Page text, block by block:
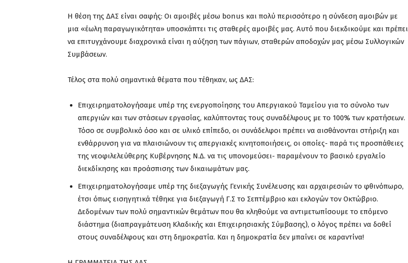
Η θέση της ΔΑΣ είναι σαφής: Οι αμοιβές μέσω bonus και πολύ περισσότερο η σύνδεση αμοιβών με
μια «έωλη παραγωγικότητα» υποσκάπτει τις σταθερές αμοιβές μας. Αυτό που διεκδικούμε και πρέπει
να επιτυγχάνουμε διαχρονικά είναι η αύξηση των πάγιων, σταθερών αποδοχών μας μέσω Συλλογικών
Συμβάσεων.
Τέλος στα πολύ σημαντικά θέματα που τέθηκαν, ως ΔΑΣ:
Επιχειρηματολογήσαμε υπέρ της ενεργοποίησης του Απεργιακού Ταμείου για το σύνολο των
απεργιών και των στάσεων εργασίας, καλύπτοντας τους συναδέλφους με το 100% των κρατήσεων.
Τόσο σε συμβολικό όσο και σε υλικό επίπεδο, οι συνάδελφοι πρέπει να αισθάνονται στήριξη και
ενθάρρυνση για να πλαισιώνουν τις απεργιακές κινητοποιήσεις, οι οποίες- παρά τις προσπάθειες
της νεοφιλελεύθερης Κυβέρνησης Ν.Δ. να τις υπονομεύσει- παραμένουν το βασικό εργαλείο
διεκδίκησης και προάσπισης των δικαιωμάτων μας.
Επιχειρηματολογήσαμε υπέρ της διεξαγωγής Γενικής Συνέλευσης και αρχαιρεσιών το φθινόπωρο,
έτσι όπως εισηγητικά τέθηκε για διεξαγωγή Γ.Σ το Σεπτέμβριο και εκλογών τον Οκτώβριο.
Δεδομένων των πολύ σημαντικών θεμάτων που θα κληθούμε να αντιμετωπίσουμε το επόμενο
διάστημα (διαπραγμάτευση Κλαδικής και Επιχειρησιακής Σύμβασης), ο λόγος πρέπει να δοθεί
στους συναδέλφους και στη δημοκρατία. Και η δημοκρατία δεν μπαίνει σε καραντίνα!